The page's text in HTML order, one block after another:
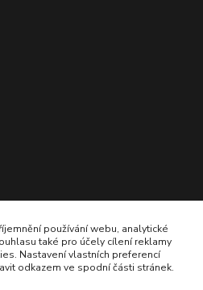
používání webu, analytické
také pro účely cílení reklamy
Nastavení vlastních preferencí
odkazem ve spodní části stránek.